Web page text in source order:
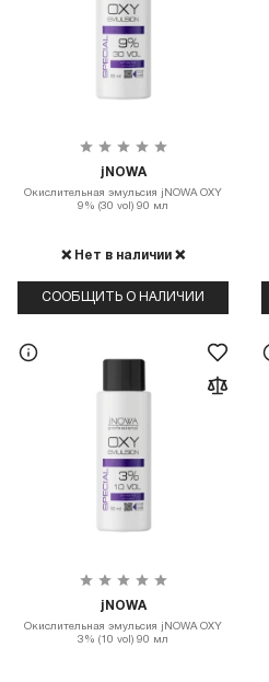
jNOWA
Окислительная эмульсия jNOWA OXY
9% (30 vol) 90 мл
❌ Нет в наличии ❌
СООБЩИТЬ О НАЛИЧИИ
jNOWA
Окислительная эмульсия jNOWA OXY
3% (10 vol) 90 мл